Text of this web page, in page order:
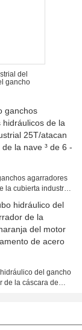
del
gancho
agarradores
la cubierta industrial
la grúa de la nave
6 - del 12m
del gancho
de la cáscara de